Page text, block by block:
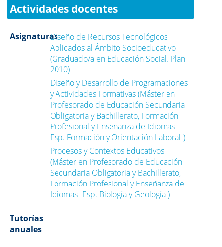
Actividades docentes
AsignaturasDiseño de Recursos Tecnológicos
Aplicados al Ámbito Socioeducativo
(Graduado/a en Educación Social. Plan
2010)
Diseño y Desarrollo de Programaciones
y Actividades Formativas (Máster en
Profesorado de Educación Secundaria
Obligatoria y Bachillerato, Formación
Profesional y Enseñanza de Idiomas -
Esp. Formación y Orientación Laboral-)
Procesos y Contextos Educativos
(Máster en Profesorado de Educación
Secundaria Obligatoria y Bachillerato,
Formación Profesional y Enseñanza de
Idiomas -Esp. Biología y Geología-)
Tutorías
anuales